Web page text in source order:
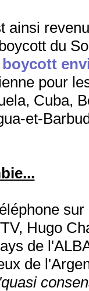
ainsi
du
boycott
pour
Cuba,
et-
Hugo
de
de